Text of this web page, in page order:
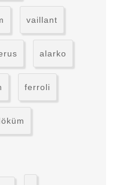
vaillant
alarko
ferroli